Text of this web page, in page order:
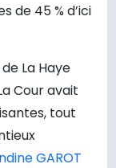
de 45 % d’ici
La Haye
Cour avait
tout
GAROT